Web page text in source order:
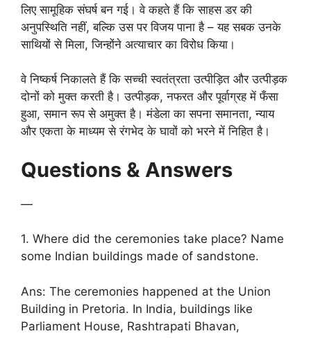
लिए सामूहिक संघर्ष बन गई। वे कहते हैं कि साहस डर की
अनुपस्थिति नहीं, बल्कि उस पर विजय पाना है – यह सबक उनके
साथियों से मिला, जिन्होंने अत्याचार का विरोध किया।
वे निष्कर्ष निकालते हैं कि सच्ची स्वतंत्रता उत्पीड़ित और उत्पीड़क
दोनों को मुक्त करती है। उत्पीड़क, नफरत और पूर्वाग्रह में फँसा
हुआ, समान रूप से अमुक्त है। मंडेला का सपना समानता, न्याय
और एकता के माध्यम से रंगभेद के घावों को भरने में निहित है।
Questions & Answers
—
1. Where did the ceremonies take place? Name
some Indian buildings made of sandstone.
Ans: The ceremonies happened at the Union
Building in Pretoria. In India, buildings like
Parliament House, Rashtrapati Bhavan,